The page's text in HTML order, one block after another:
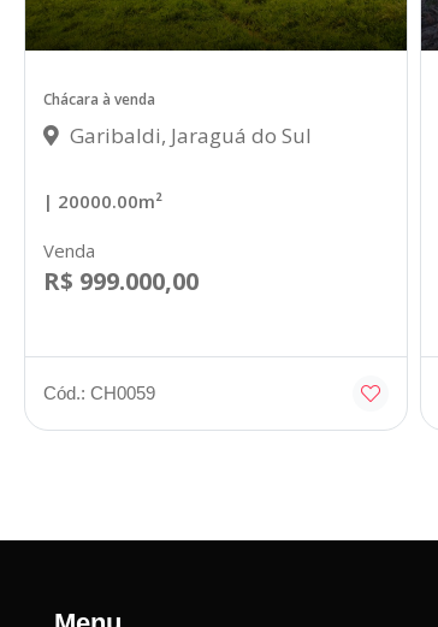
Chácara à venda
Garibaldi, Jaraguá do Sul
| 20000.00m²
Venda
R$ 999.000,00
Cód.: CH0059